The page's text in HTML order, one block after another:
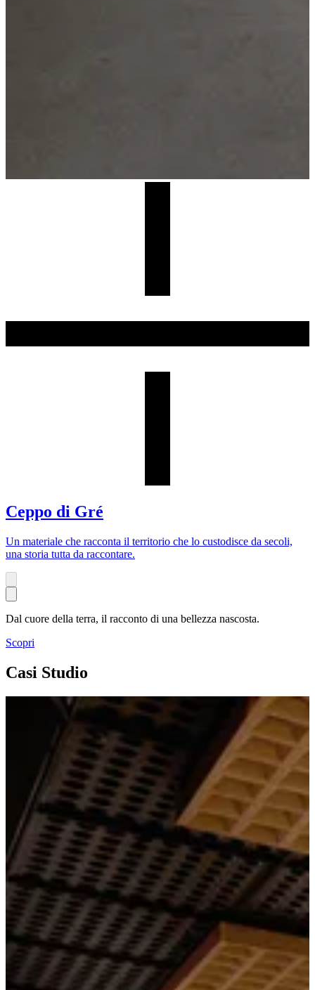
Ceppo di Gré
Un materiale che racconta il territorio che lo custodisce da secoli,
una storia tutta da raccontare.
Dal cuore della terra, il racconto di una bellezza nascosta.
Scopri
Casi Studio